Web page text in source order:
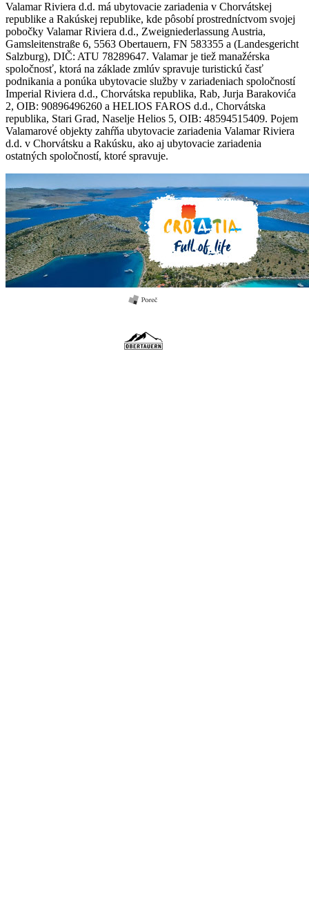
Valamar Riviera d.d. má ubytovacie zariadenia v Chorvátskej
republike a Rakúskej republike, kde pôsobí prostredníctvom svojej
pobočky Valamar Riviera d.d., Zweigniederlassung Austria,
Gamsleitenstraße 6, 5563 Obertauern, FN 583355 a (Landesgericht
Salzburg), DIČ: ATU 78289647. Valamar je tiež manažérska
spoločnosť, ktorá na základe zmlúv spravuje turistickú časť
podnikania a ponúka ubytovacie služby v zariadeniach spoločností
Imperial Riviera d.d., Chorvátska republika, Rab, Jurja Barakovića
2, OIB: 90896496260 a HELIOS FAROS d.d., Chorvátska
republika, Stari Grad, Naselje Helios 5, OIB: 48594515409. Pojem
Valamarové objekty zahŕňa ubytovacie zariadenia Valamar Riviera
d.d. v Chorvátsku a Rakúsku, ako aj ubytovacie zariadenia
ostatných spoločností, ktoré spravuje.